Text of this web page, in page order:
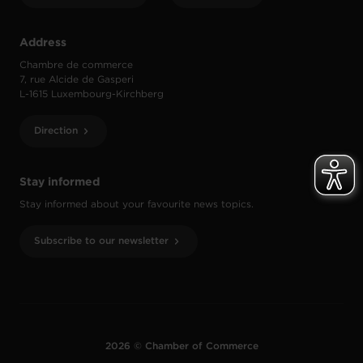
Stay informed
Stay informed about your favourite news topics.
Subscribe to our newsletter
Address
Chambre de commerce
7, rue Alcide de Gasperi
L-1615 Luxembourg-Kirchberg
Direction
2026 © Chamber of Commerce